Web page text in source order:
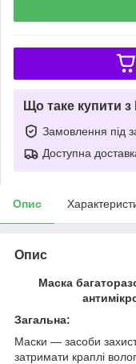
Що таке купити
Замовлення під
Доступна
Опис
Опис
Маска
Загальна:
Маски — засоби
затримати краплі